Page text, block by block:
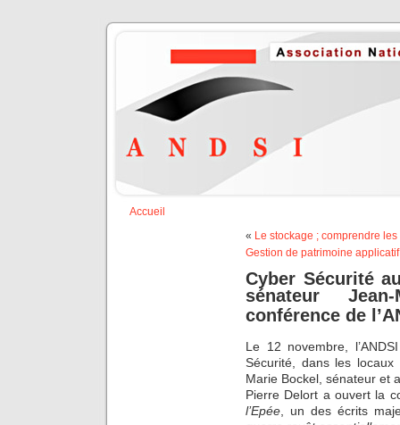
Accueil
« Le stockage ; comprendre les
Gestion de patrimoine
Cyber Sécurité
sénateur
conférence de
Le 12 novembre,
Sécurité, dans les
Marie Bockel, sénateur et
Pierre Delort a ouvert la
l’Epée , un des écrits